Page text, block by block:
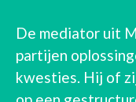
De mediator uit
partijen
kwesties. Hij of